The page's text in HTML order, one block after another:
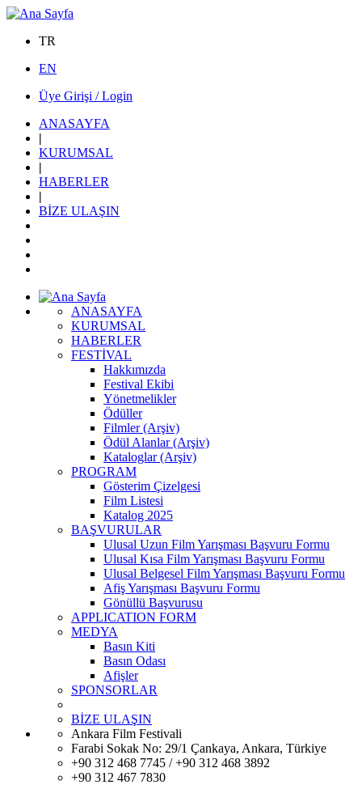
TR
EN
Üye Girişi / Login
ANASAYFA
|
KURUMSAL
|
HABERLER
|
BİZE ULAŞIN
ANASAYFA
KURUMSAL
HABERLER
FESTİVAL
Hakkımızda
Festival Ekibi
Yönetmelikler
Ödüller
Filmler (Arşiv)
Ödül Alanlar (Arşiv)
Kataloglar (Arşiv)
PROGRAM
Gösterim Çizelgesi
Film Listesi
Katalog 2025
BAŞVURULAR
Ulusal Uzun Film Yarışması Başvuru Formu
Ulusal Kısa Film Yarışması Başvuru Formu
Ulusal Belgesel Film Yarışması Başvuru Formu
Afiş Yarışması Başvuru Formu
Gönüllü Başvurusu
APPLICATION FORM
MEDYA
Basın Kiti
Basın Odası
Afişler
SPONSORLAR
BİZE ULAŞIN
Ankara Film Festivali
Farabi Sokak No: 29/1 Çankaya, Ankara, Türkiye
+90 312 468 7745 / +90 312 468 3892
+90 312 467 7830